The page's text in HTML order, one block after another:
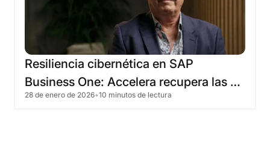
Resiliencia cibernética en SAP
Business One: Accelera recupera las
operaciones en 4 horas
28 de enero de 2026•10 minutos de lectura